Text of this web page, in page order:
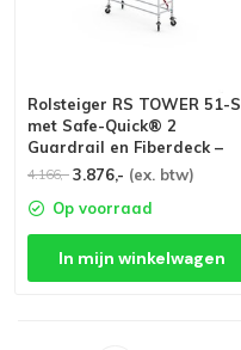
Rolsteiger RS TOWER 51-S
met Safe-Quick® 2
Guardrail en Fiberdeck –
75x305 4,2m werkhoogte
4.166,- 3.876,- (ex. btw)
Op voorraad
In mijn winkelwagen